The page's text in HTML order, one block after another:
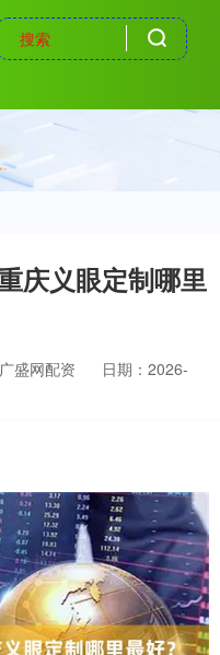
庆义眼定制哪里
盛网配资
日期：2026-